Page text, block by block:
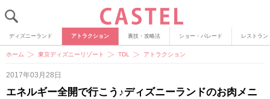
ディズニーランド アトラクション 裏技・攻略法 ショー・パレード レストラン
ホーム 東京ディズニーリゾート TDL アトラクション
2017年03月28日
エネルギー全開で行こう♪ディズニーランドのお肉メニ